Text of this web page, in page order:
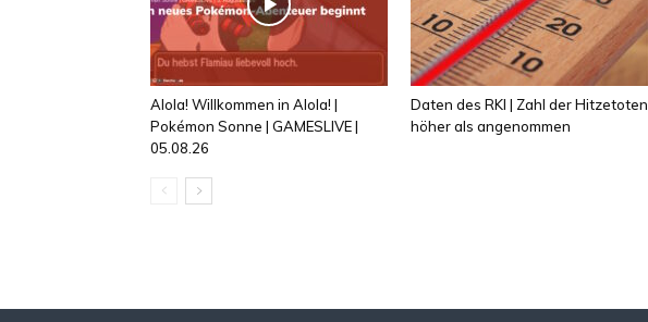
Alola! Willkommen in Alola! |
Pokémon Sonne | GAMESLIVE |
05.08.26
Daten des RKI | Zahl der Hitzetoten
höher als angenommen